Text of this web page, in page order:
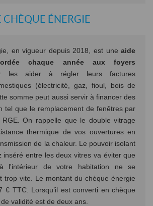
CHÈQUE ÉNERGIE
en vigueur depuis 2018, est uneaide
chaque année aux foyers
les aider à régler leurs factures
(électricité, gaz, fioul, bois de
somme peut aussi servir à financer des
tel que le remplacement de fenêtres par
RGE. On rappelle que le double vitrage
thermique de vos ouvertures en
de la chaleur. Le pouvoir isolant
inséré entre les deux vitres va éviter que
l'intérieur de votre habitation ne se
trop vite. Le montant du chèque énergie
€ TTC. Lorsqu’il est converti en chèque
validité est de deux ans.